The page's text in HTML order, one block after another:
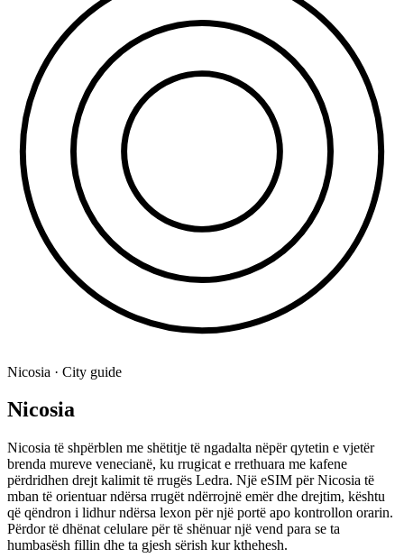
Nicosia · City guide
Nicosia
Nicosia të shpërblen me shëtitje të ngadalta nëpër qytetin e vjetër
brenda mureve venecianë, ku rrugicat e rrethuara me kafene
përdridhen drejt kalimit të rrugës Ledra. Një eSIM për Nicosia të
mban të orientuar ndërsa rrugët ndërrojnë emër dhe drejtim, kështu
që qëndron i lidhur ndërsa lexon për një portë apo kontrollon orarin.
Përdor të dhënat celulare për të shënuar një vend para se ta
humbasësh fillin dhe ta gjesh sërish kur kthehesh.